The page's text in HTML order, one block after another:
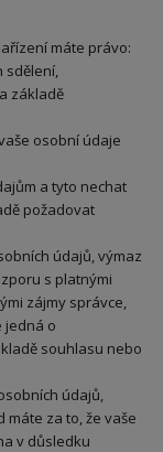
máte právo:
základě
osobní údaje
a tyto nechat
požadovat
údajů, výmaz
s platnými
zájmy správce,
jedná o
souhlasu nebo
údajů,
za to, že vaše
v důsledku